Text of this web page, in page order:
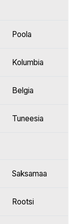
Poola
Kolumbia
Belgia
Tuneesia
Saksamaa
Rootsi